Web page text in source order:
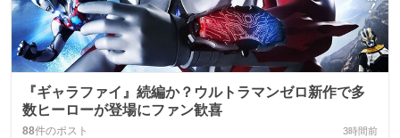
『ギャラファイ』続編か？ウルトラマンゼロ新作で多
数ヒーローが登場にファン歓喜
88件のポスト 3時間前